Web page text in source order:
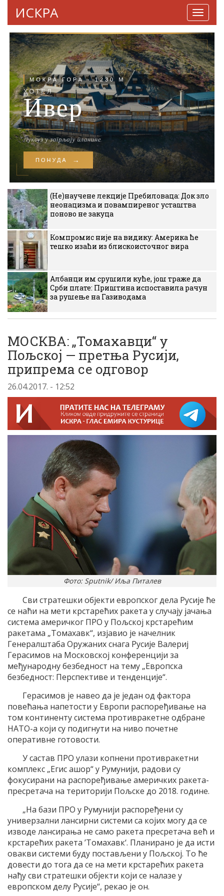
ИСКРА
(Не)научене лекције Пребиловаца: Док зло
неонацизма и повампиреног усташтва
поново не закуца
Компромис није на видику: Америка ће
тешко изаћи из блискоисточног вира
Албанци им срушили куће, још траже да
Срби плате: Приштина испоставила рачун
за рушење на Газиводама
МОСКВА: „Томахавци“ у
Пољској — претња Русији,
припрема се одговор
26.04.2017. - 12:52
Фото: Sputnik/ Иља Питалев
Сви стратешки објекти европског дела Русије ће
се наћи на мети крстарећих ракета у случају јачања
система америчког ПРО у Пољској крстарећим
ракетама „Томахавк“, изјавио је начелник
Генералштаба Оружаних снага Русије Валериј
Герасимов на Московској конференцији за
међународну безбедност на тему „Европска
безбедност: Перспективе и тенденције“.
Герасимов је навео да је један од фактора
повећања напетости у Европи распоређивање на
том континенту система противракетне одбране
НАТО-а који су подигнути на ниво почетне
оперативне готовости.
У састав ПРО улази копнени противракетни
комплекс „Егис ашор“ у Румунији, радови су
фокусирани на распоређивање америчких ракета-
пресретача на територији Пољске до 2018. године.
„На бази ПРО у Румунији распоређени су
универзални лансирни системи са којих могу да се
изводе лансирања не само ракета пресретача већ и
крстарећих ракета ’Томахавк‘. Планирано је да исти
овакви системи буду постављени у Пољској. То ће
довести до тога да се на мети крстарећих ракета
нађу сви стратешки објекти који се налазе у
европском делу Русије“, рекао је он.